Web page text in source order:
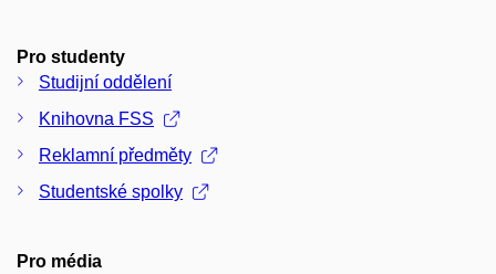
Pro studenty
Studijní oddělení
Knihovna FSS
Reklamní předměty
Studentské spolky
Pro média